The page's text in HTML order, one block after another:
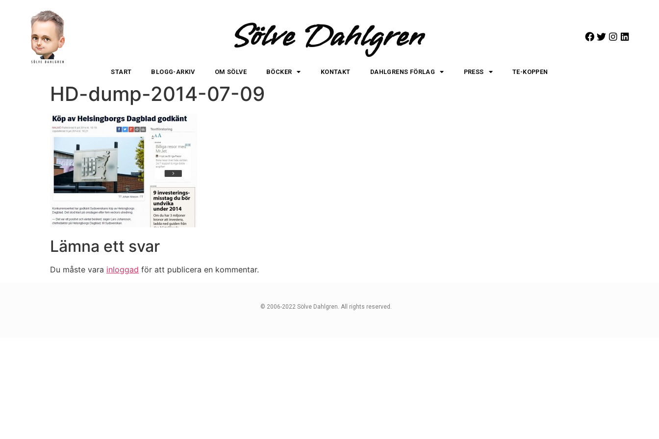
Sölve Dahlgren
START BLOGG-ARKIV OM SÖLVE BÖCKER KONTAKT DAHLGRENS FÖRLAG PRESS TE-KOPPEN
HD-dump-2014-07-09
Lämna ett svar
Du måste vara inloggad för att publicera en kommentar.
© 2006-2022 Sölve Dahlgren. All rights reserved.